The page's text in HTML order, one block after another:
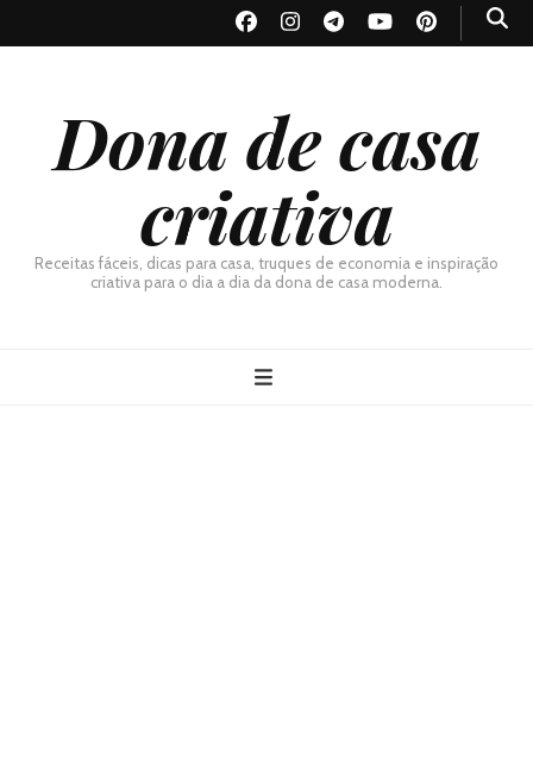
Dona de casa
criativa
Receitas fáceis, dicas para casa, truques de economia e inspiração
criativa para o dia a dia da dona de casa moderna.